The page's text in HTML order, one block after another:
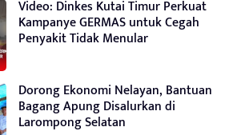
Video: Dinkes Kutai Timur Perkuat
Kampanye GERMAS untuk Cegah
Penyakit Tidak Menular
Dorong Ekonomi Nelayan, Bantuan
Bagang Apung Disalurkan di
Larompong Selatan